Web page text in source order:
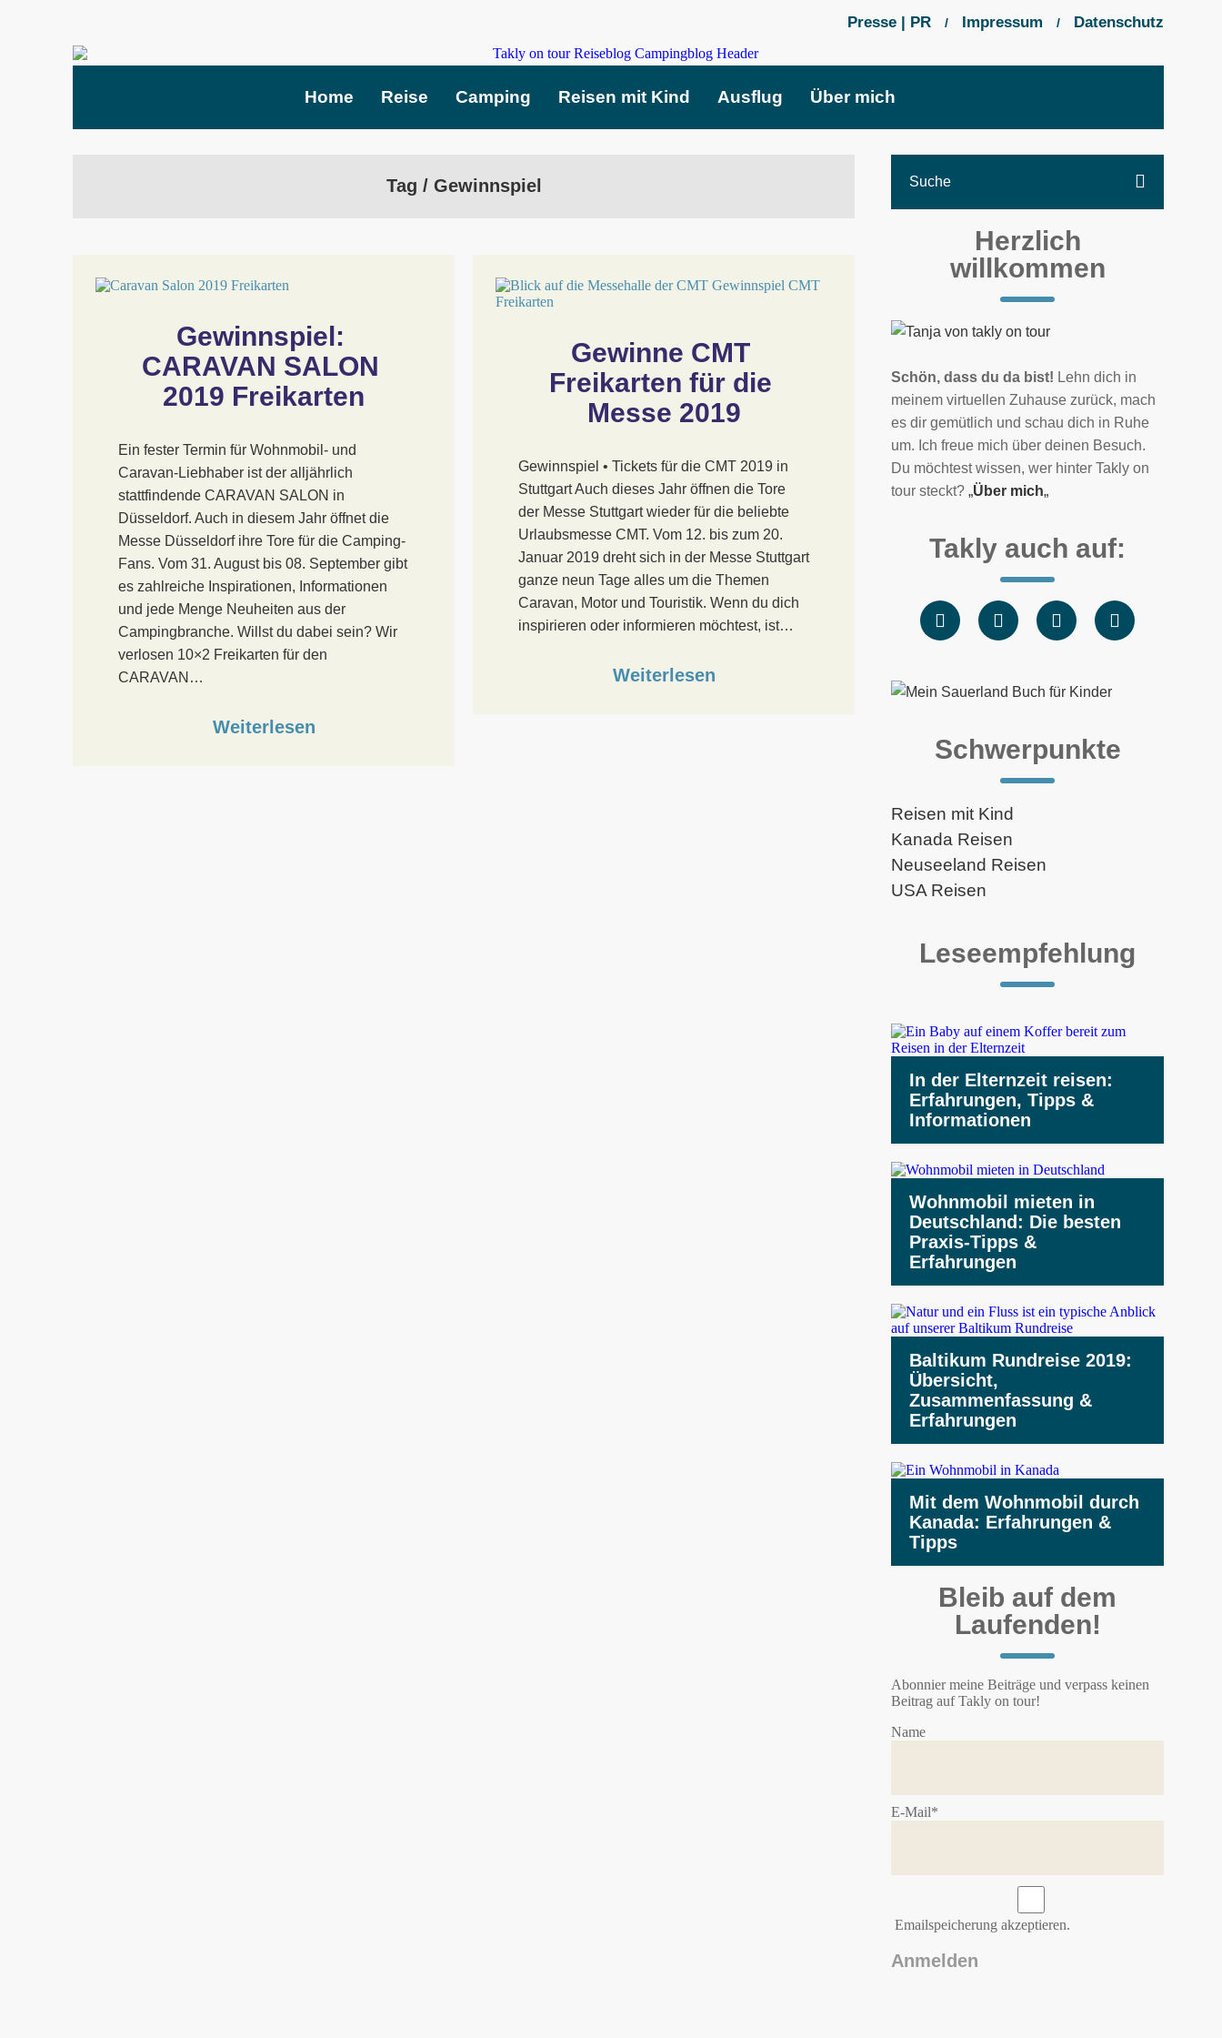
Presse | PR / Impressum / Datenschutz
Home Reise Camping Reisen mit Kind Ausflug Über mich
Tag / Gewinnspiel
Gewinnspiel:
CARAVAN SALON
2019 Freikarten
Ein fester Termin für Wohnmobil- und
Caravan-Liebhaber ist der alljährlich
stattfindende CARAVAN SALON in
Düsseldorf. Auch in diesem Jahr öffnet die
Messe Düsseldorf ihre Tore für die Camping-
Fans. Vom 31. August bis 08. September gibt
es zahlreiche Inspirationen, Informationen
und jede Menge Neuheiten aus der
Campingbranche. Willst du dabei sein? Wir
verlosen 10×2 Freikarten für den
CARAVAN…
Weiterlesen
Gewinne CMT
Freikarten für die
Messe 2019
Gewinnspiel • Tickets für die CMT 2019 in
Stuttgart Auch dieses Jahr öffnen die Tore
der Messe Stuttgart wieder für die beliebte
Urlaubsmesse CMT. Vom 12. bis zum 20.
Januar 2019 dreht sich in der Messe Stuttgart
ganze neun Tage alles um die Themen
Caravan, Motor und Touristik. Wenn du dich
inspirieren oder informieren möchtest, ist…
Weiterlesen
Herzlich
willkommen
Schön, dass du da bist! Lehn dich in
meinem virtuellen Zuhause zurück, mach
es dir gemütlich und schau dich in Ruhe
um. Ich freue mich über deinen Besuch.
Du möchtest wissen, wer hinter Takly on
tour steckt? „Über mich„
Takly auch auf:
Schwerpunkte
Reisen mit Kind
Kanada Reisen
Neuseeland Reisen
USA Reisen
Leseempfehlung
In der Elternzeit reisen:
Erfahrungen, Tipps &
Informationen
Wohnmobil mieten in
Deutschland: Die besten
Praxis-Tipps &
Erfahrungen
Baltikum Rundreise 2019:
Übersicht,
Zusammenfassung &
Erfahrungen
Mit dem Wohnmobil durch
Kanada: Erfahrungen &
Tipps
Bleib auf dem
Laufenden!
Abonnier meine Beiträge und verpass keinen
Beitrag auf Takly on tour!
Name
E-Mail*
Emailspeicherung akzeptieren.